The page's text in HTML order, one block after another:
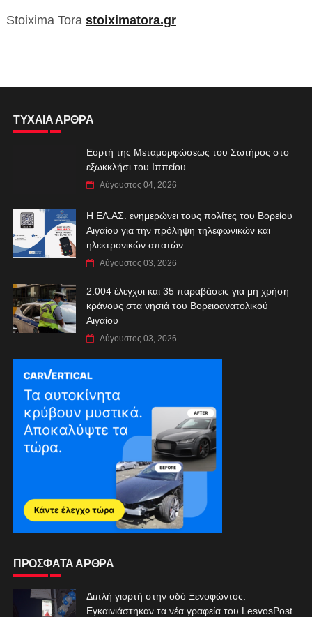
Stoixima Tora stoiximatora.gr
ΤΥΧΑΙΑ ΑΡΘΡΑ
Εορτή της Μεταμορφώσεως του Σωτήρος στο
εξωκκλήσι του Ιππείου
Αύγουστος 04, 2026
Η ΕΛ.ΑΣ. ενημερώνει τους πολίτες του Βορείου
Αιγαίου για την πρόληψη τηλεφωνικών και
ηλεκτρονικών απατών
Αύγουστος 03, 2026
2.004 έλεγχοι και 35 παραβάσεις για μη χρήση
κράνους στα νησιά του Βορειοανατολικού
Αιγαίου
Αύγουστος 03, 2026
ΠΡΟΣΦΑΤΑ ΑΡΘΡΑ
Διπλή γιορτή στην οδό Ξενοφώντος:
Εγκαινιάστηκαν τα νέα γραφεία του LesvosPost